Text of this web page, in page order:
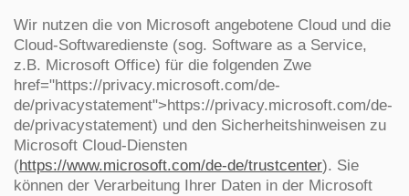
Wir nutzen die von Microsoft angebotene Cloud und die
Cloud-Softwaredienste (sog. Software as a Service,
z.B. Microsoft Office) für die folgenden Zwe
href="https://privacy.microsoft.com/de-
de/privacystatement">https://privacy.microsoft.com/de-
de/privacystatement) und den Sicherheitshinweisen zu
Microsoft Cloud-Diensten
(https://www.microsoft.com/de-de/trustcenter). Sie
können der Verarbeitung Ihrer Daten in der Microsoft